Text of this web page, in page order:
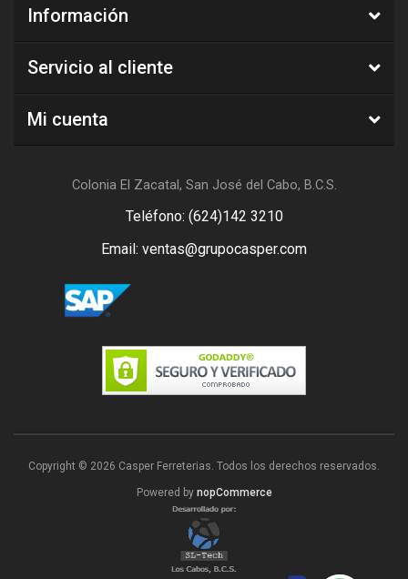
Información
Servicio al cliente
Mi cuenta
Colonia El Zacatal, San José del Cabo, B.C.S.
Teléfono: (624)142 3210
Email: ventas@grupocasper.com
Copyright © 2026 Casper Ferreterias. Todos los derechos reservados.
Powered by nopCommerce